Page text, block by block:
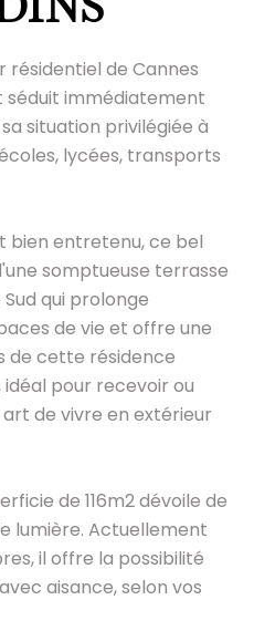
résidentiel de Cannes
immédiatement
situation privilégiée à
lycées, transports
bien entretenu, ce bel
somptueuse terrasse
Sud qui prolonge
de vie et offre une
de cette résidence
pour recevoir ou
de vivre en extérieur
de 116m2 dévoile de
lumière. Actuellement
il offre la possibilité
aisance, selon vos